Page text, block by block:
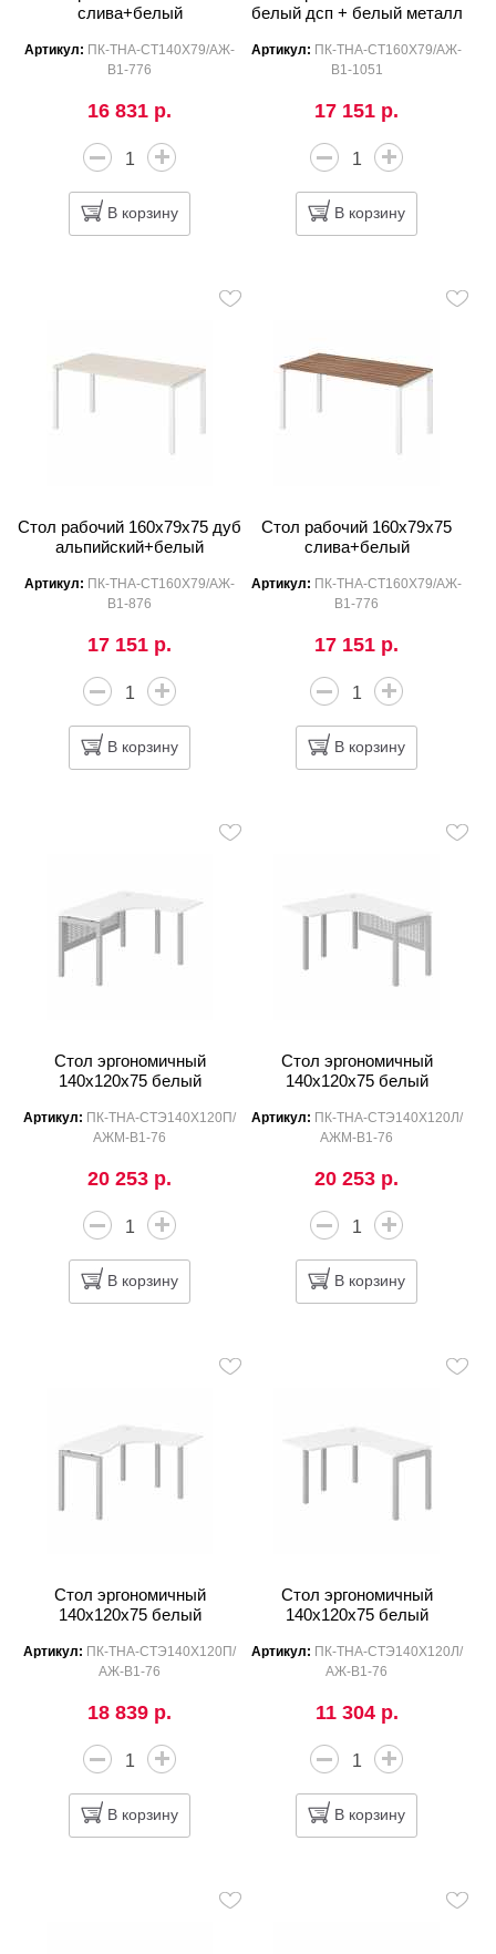
слива+белый
Артикул: ПК-ТНА-СТ140Х79/АЖ-
В1-776
16 831 р.
В корзину
белый дсп + белый металл
Артикул: ПК-ТНА-СТ160Х79/АЖ-
В1-1051
17 151 р.
В корзину
Стол рабочий 160x79x75 дуб
альпийский+белый
Артикул: ПК-ТНА-СТ160Х79/АЖ-
В1-876
17 151 р.
В корзину
Стол рабочий 160x79x75
слива+белый
Артикул: ПК-ТНА-СТ160Х79/АЖ-
В1-776
17 151 р.
В корзину
Стол эргономичный
140x120x75 белый
Артикул: ПК-ТНА-СТЭ140Х120П/
АЖМ-В1-76
20 253 р.
В корзину
Стол эргономичный
140x120x75 белый
Артикул: ПК-ТНА-СТЭ140Х120Л/
АЖМ-В1-76
20 253 р.
В корзину
Стол эргономичный
140x120x75 белый
Артикул: ПК-ТНА-СТЭ140Х120П/
АЖ-В1-76
18 839 р.
В корзину
Стол эргономичный
140x120x75 белый
Артикул: ПК-ТНА-СТЭ140Х120Л/
АЖ-В1-76
11 304 р.
В корзину